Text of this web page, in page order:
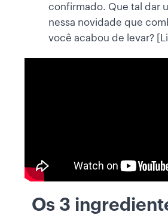
confirmado. Que tal dar
nessa novidade que
você acabou de levar?
Os 3